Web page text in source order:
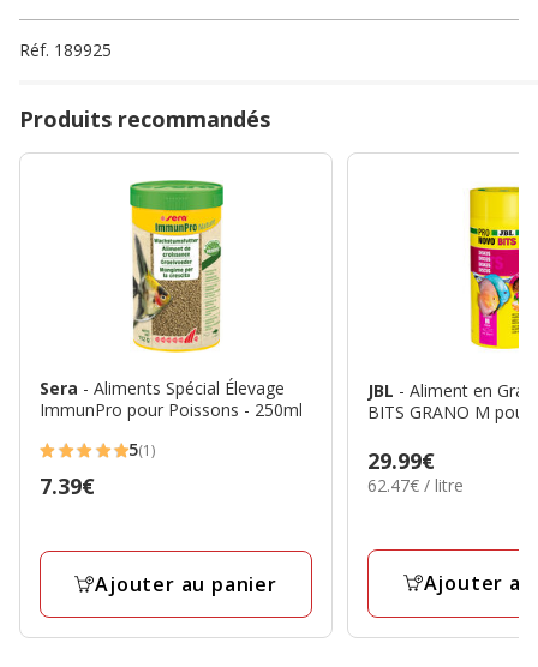
Réf. 189925
Produits recommandés
Sera - Aliments Spécial Élevage
ImmunPro pour Poissons - 250ml
5
étoiles
1
5(1)
Prix
7.39€
Ajouter au panier
JBL - Aliment en
BITS GRANO M pour
Prix
29.99€
29.99€
62.47€
62.47€ / litre
Ajouter